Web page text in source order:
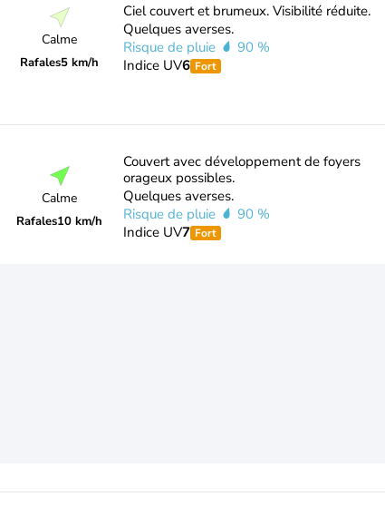
Calme
Rafales5 km/h
Ciel couvert et brumeux. Visibilité réduite.
Quelques averses.
Risque de pluie
90 %
Indice UV6 Fort
Calme
Rafales10 km/h
Couvert avec développement de foyers
orageux possibles.
Quelques averses.
Risque de pluie
90 %
Indice UV7 Fort